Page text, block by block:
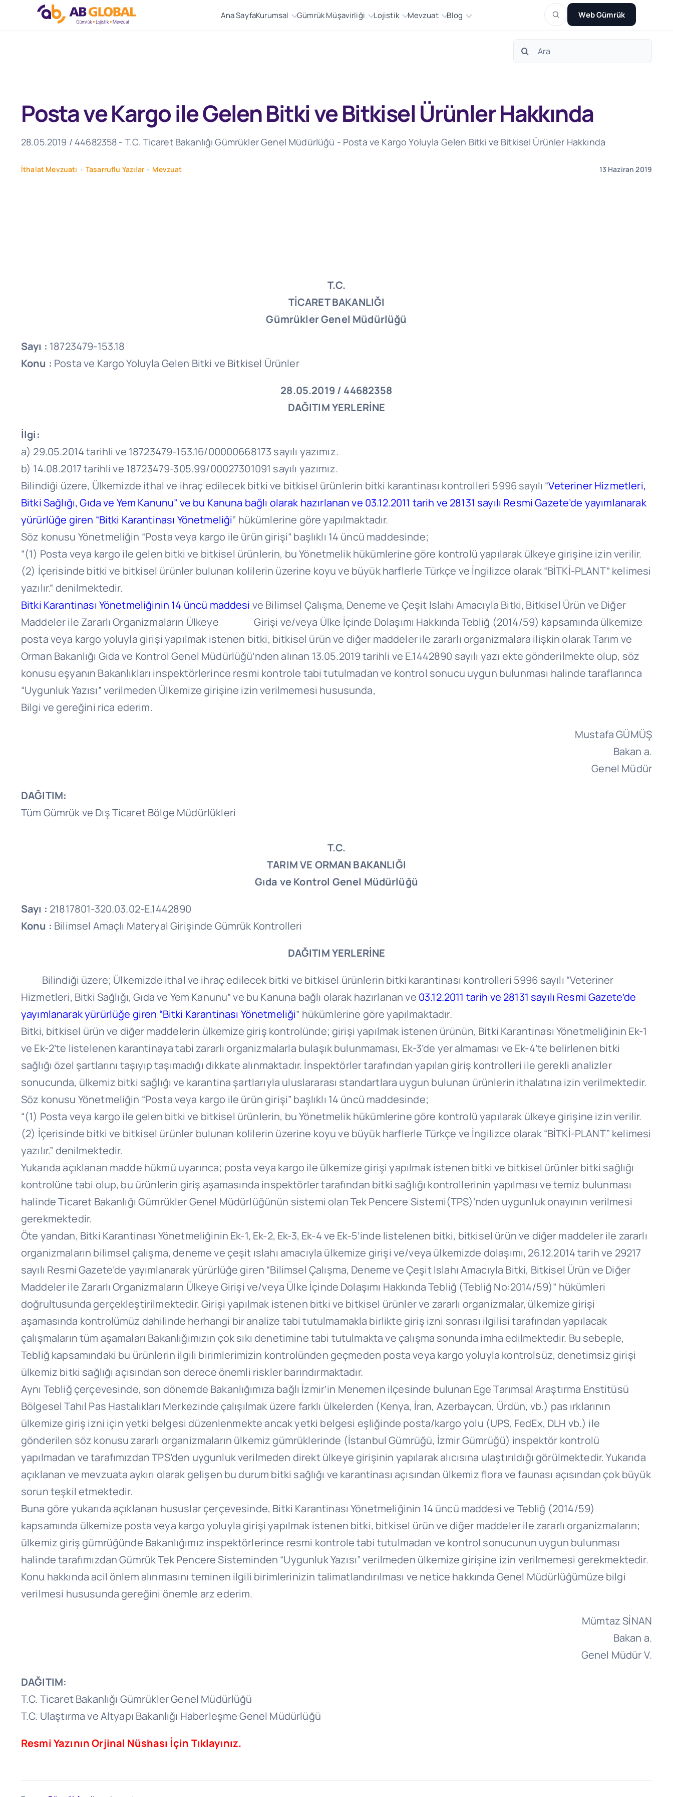
Ana SayfaKurumsal Gümrük Müşavirliği Lojistik Mevzuat Blog Web Gümrük
Search
Posta ve Kargo ile Gelen Bitki ve Bitkisel Ürünler Hakkında
28.05.2019 / 44682358 - T.C. Ticaret Bakanlığı Gümrükler Genel Müdürlüğü - Posta ve Kargo Yoluyla Gelen Bitki ve Bitkisel Ürünler Hakkında
İthalat Mevzuatı • Tasarruflu Yazılar• Mevzuat 13 Haziran 2019
T.C.
TİCARET BAKANLIĞI
Gümrükler Genel Müdürlüğü
Sayı : 18723479-153.18
Konu : Posta ve Kargo Yoluyla Gelen Bitki ve Bitkisel Ürünler
28.05.2019 / 44682358
DAĞITIM YERLERİNE
İlgi:
a) 29.05.2014 tarihli ve 18723479-153.16/00000668173 sayılı yazımız.
b) 14.08.2017 tarihli ve 18723479-305.99/00027301091 sayılı yazımız.
Bilindiği üzere, Ülkemizde ithal ve ihraç edilecek bitki ve bitkisel ürünlerin bitki karantinası kontrolleri 5996 sayılı “Veteriner Hizmetleri,
Bitki Sağlığı, Gıda ve Yem Kanunu” ve bu Kanuna bağlı olarak hazırlanan ve 03.12.2011 tarih ve 28131 sayılı Resmi Gazete’de yayımlanarak
yürürlüğe giren “Bitki Karantinası Yönetmeliği” hükümlerine göre yapılmaktadır.
Söz konusu Yönetmeliğin “Posta veya kargo ile ürün girişi” başlıklı 14 üncü maddesinde;
“(1) Posta veya kargo ile gelen bitki ve bitkisel ürünlerin, bu Yönetmelik hükümlerine göre kontrolü yapılarak ülkeye girişine izin verilir.
(2) İçerisinde bitki ve bitkisel ürünler bulunan kolilerin üzerine koyu ve büyük harflerle Türkçe ve İngilizce olarak “BİTKİ-PLANT” kelimesi
yazılır.” denilmektedir.
Bitki Karantinası Yönetmeliğinin 14 üncü maddesi ve Bilimsel Çalışma, Deneme ve Çeşit Islahı Amacıyla Bitki, Bitkisel Ürün ve Diğer
Maddeler ile Zararlı Organizmaların Ülkeye Girişi ve/veya Ülke İçinde Dolaşımı Hakkında Tebliğ (2014/59) kapsamında ülkemize
posta veya kargo yoluyla girişi yapılmak istenen bitki, bitkisel ürün ve diğer maddeler ile zararlı organizmalara ilişkin olarak Tarım ve
Orman Bakanlığı Gıda ve Kontrol Genel Müdürlüğü’nden alınan 13.05.2019 tarihli ve E.1442890 sayılı yazı ekte gönderilmekte olup, söz
konusu eşyanın Bakanlıkları inspektörlerince resmi kontrole tabi tutulmadan ve kontrol sonucu uygun bulunması halinde taraflarınca
“Uygunluk Yazısı” verilmeden Ülkemize girişine izin verilmemesi hususunda,
Bilgi ve gereğini rica ederim.
Mustafa GÜMÜŞ
Bakan a.
Genel Müdür
DAĞITIM:
Tüm Gümrük ve Dış Ticaret Bölge Müdürlükleri
T.C.
TARIM VE ORMAN BAKANLIĞI
Gıda ve Kontrol Genel Müdürlüğü
Sayı : 21817801-320.03.02-E.1442890
Konu : Bilimsel Amaçlı Materyal Girişinde Gümrük Kontrolleri
DAĞITIM YERLERİNE
Bilindiği üzere; Ülkemizde ithal ve ihraç edilecek bitki ve bitkisel ürünlerin bitki karantinası kontrolleri 5996 sayılı “Veteriner
Hizmetleri, Bitki Sağlığı, Gıda ve Yem Kanunu” ve bu Kanuna bağlı olarak hazırlanan ve 03.12.2011 tarih ve 28131 sayılı Resmi Gazete’de
yayımlanarak yürürlüğe giren “Bitki Karantinası Yönetmeliği” hükümlerine göre yapılmaktadır.
Bitki, bitkisel ürün ve diğer maddelerin ülkemize giriş kontrolünde; girişi yapılmak istenen ürünün, Bitki Karantinası Yönetmeliğinin Ek-1
ve Ek-2’te listelenen karantinaya tabi zararlı organizmalarla bulaşık bulunmaması, Ek-3’de yer almaması ve Ek-4’te belirlenen bitki
sağlığı özel şartlarını taşıyıp taşımadığı dikkate alınmaktadır. İnspektörler tarafından yapılan giriş kontrolleri ile gerekli analizler
sonucunda, ülkemiz bitki sağlığı ve karantina şartlarıyla uluslararası standartlara uygun bulunan ürünlerin ithalatına izin verilmektedir.
Söz konusu Yönetmeliğin “Posta veya kargo ile ürün girişi” başlıklı 14 üncü maddesinde;
“(1) Posta veya kargo ile gelen bitki ve bitkisel ürünlerin, bu Yönetmelik hükümlerine göre kontrolü yapılarak ülkeye girişine izin verilir.
(2) İçerisinde bitki ve bitkisel ürünler bulunan kolilerin üzerine koyu ve büyük harflerle Türkçe ve İngilizce olarak “BİTKİ-PLANT” kelimesi
yazılır.” denilmektedir.
Yukarıda açıklanan madde hükmü uyarınca; posta veya kargo ile ülkemize girişi yapılmak istenen bitki ve bitkisel ürünler bitki sağlığı
kontrolüne tabi olup, bu ürünlerin giriş aşamasında inspektörler tarafından bitki sağlığı kontrollerinin yapılması ve temiz bulunması
halinde Ticaret Bakanlığı Gümrükler Genel Müdürlüğünün sistemi olan Tek Pencere Sistemi(TPS)’nden uygunluk onayının verilmesi
gerekmektedir.
Öte yandan, Bitki Karantinası Yönetmeliğinin Ek-1, Ek-2, Ek-3, Ek-4 ve Ek-5’inde listelenen bitki, bitkisel ürün ve diğer maddeler ile zararlı
organizmaların bilimsel çalışma, deneme ve çeşit ıslahı amacıyla ülkemize girişi ve/veya ülkemizde dolaşımı, 26.12.2014 tarih ve 29217
sayılı Resmi Gazete’de yayımlanarak yürürlüğe giren “Bilimsel Çalışma, Deneme ve Çeşit Islahı Amacıyla Bitki, Bitkisel Ürün ve Diğer
Maddeler ile Zararlı Organizmaların Ülkeye Girişi ve/veya Ülke İçinde Dolaşımı Hakkında Tebliğ (Tebliğ No:2014/59)” hükümleri
doğrultusunda gerçekleştirilmektedir. Girişi yapılmak istenen bitki ve bitkisel ürünler ve zararlı organizmalar, ülkemize girişi
aşamasında kontrolümüz dahilinde herhangi bir analize tabi tutulmamakla birlikte giriş izni sonrası ilgilisi tarafından yapılacak
çalışmaların tüm aşamaları Bakanlığımızın çok sıkı denetimine tabi tutulmakta ve çalışma sonunda imha edilmektedir. Bu sebeple,
Tebliğ kapsamındaki bu ürünlerin ilgili birimlerimizin kontrolünden geçmeden posta veya kargo yoluyla kontrolsüz, denetimsiz girişi
ülkemiz bitki sağlığı açısından son derece önemli riskler barındırmaktadır.
Aynı Tebliğ çerçevesinde, son dönemde Bakanlığımıza bağlı İzmir’in Menemen ilçesinde bulunan Ege Tarımsal Araştırma Enstitüsü
Bölgesel Tahıl Pas Hastalıkları Merkezinde çalışılmak üzere farklı ülkelerden (Kenya, İran, Azerbaycan, Ürdün, vb.) pas ırklarının
ülkemize giriş izni için yetki belgesi düzenlenmekte ancak yetki belgesi eşliğinde posta/kargo yolu (UPS, FedEx, DLH vb.) ile
gönderilen söz konusu zararlı organizmaların ülkemiz gümrüklerinde (İstanbul Gümrüğü, İzmir Gümrüğü) inspektör kontrolü
yapılmadan ve tarafımızdan TPS’den uygunluk verilmeden direkt ülkeye girişinin yapılarak alıcısına ulaştırıldığı görülmektedir. Yukarıda
açıklanan ve mevzuata aykırı olarak gelişen bu durum bitki sağlığı ve karantinası açısından ülkemiz flora ve faunası açısından çok büyük
sorun teşkil etmektedir.
Buna göre yukarıda açıklanan hususlar çerçevesinde, Bitki Karantinası Yönetmeliğinin 14 üncü maddesi ve Tebliğ (2014/59)
kapsamında ülkemize posta veya kargo yoluyla girişi yapılmak istenen bitki, bitkisel ürün ve diğer maddeler ile zararlı organizmaların;
ülkemiz giriş gümrüğünde Bakanlığımız inspektörlerince resmi kontrole tabi tutulmadan ve kontrol sonucunun uygun bulunması
halinde tarafımızdan Gümrük Tek Pencere Sisteminden “Uygunluk Yazısı” verilmeden ülkemize girişine izin verilmemesi gerekmektedir.
Konu hakkında acil önlem alınmasını teminen ilgili birimlerinizin talimatlandırılması ve netice hakkında Genel Müdürlüğümüze bilgi
verilmesi hususunda gereğini önemle arz ederim.
Mümtaz SİNAN
Bakan a.
Genel Müdür V.
DAĞITIM:
T.C. Ticaret Bakanlığı Gümrükler Genel Müdürlüğü
T.C. Ulaştırma ve Altyapı Bakanlığı Haberleşme Genel Müdürlüğü
Resmi Yazının Orjinal Nüshası İçin Tıklayınız.